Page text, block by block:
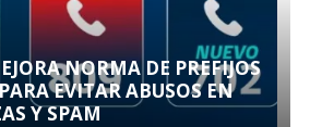
NORMA DE PREFIJOS
EVITAR ABUSOS EN
Y SPAM